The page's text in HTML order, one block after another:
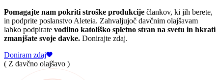
Pomagajte nam pokriti stroške produkcije člankov, ki jih berete,
in podprite poslanstvo Aleteia. Zahvaljujoč davčnim olajšavam
lahko podpirate vodilno katoliško spletno stran na svetu in hkrati
zmanjšate svoje davke. Donirajte zdaj.
Doniram zdaj
( Z davčno olajšavo )